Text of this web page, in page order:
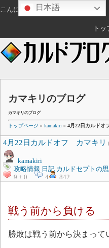
こんにちは ゲスト さん
ト
カマキリのブログ
カマキリのブログ
トップページ » kamakiri » 4月22日カルドオ
4月22日カルドオフ カマキリ
kamakiri
攻略情報 日記 カルドセプトの
9 + 0
4 842
戦う前から負ける
勝敗は戦う前から決まって
日本語